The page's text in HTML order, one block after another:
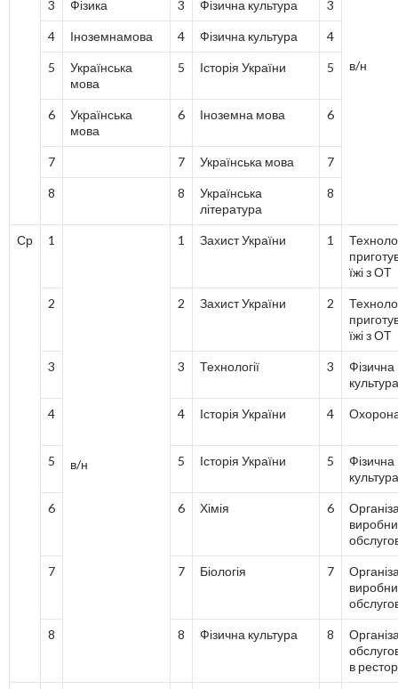
в/н
3 Фізика 3 Фізична культура 3
4 Іноземнамова 4 Фізична культура 4
5
Українська
мова
5 Історія України 5
6
Українська
мова
6 Іноземна мова 6
7 7 Українська мова 7
8 8
Українська
література
8
Ср 1
в/н
1 Захист України 1
їжі з ОТ
2 2 Захист України 2
їжі з ОТ
3 3 Технології 3
Фізична
культура
4 4 Історія України 4
5 5 Історія України 5
Фізична
культура
6 6 Хімія 6
7 7 Біологія 7
8 8 Фізична культура 8
в